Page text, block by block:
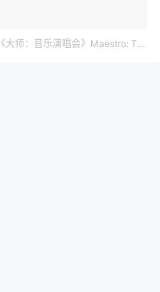
《大师：音乐演唱会》Maestro: The Masterclass